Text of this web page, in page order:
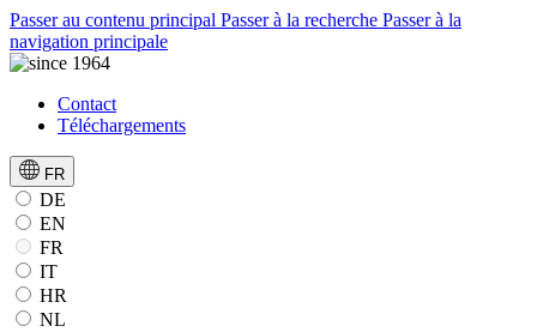
Passer au contenu principal Passer à la recherche Passer à la
navigation principale
Contact
Téléchargements
FR
DE
EN
FR
IT
HR
NL